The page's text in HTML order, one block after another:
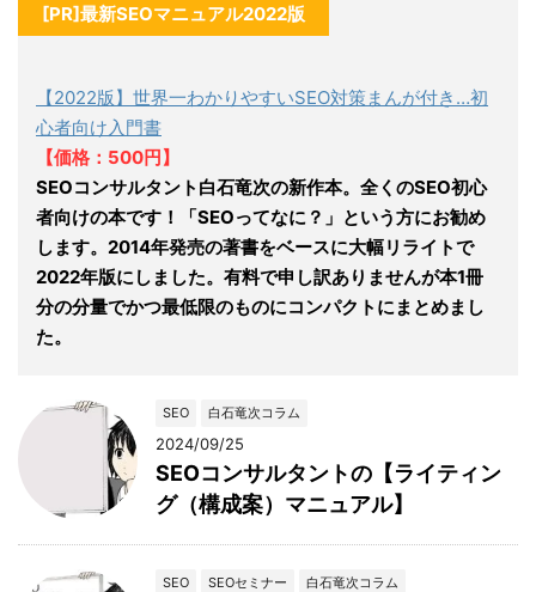
[PR]最新SEOマニュアル2022版
【2022版】世界一わかりやすいSEO対策まんが付き…初
心者向け入門書
【価格：500円】
SEOコンサルタント白石竜次の新作本。全くのSEO初心
者向けの本です！「SEOってなに？」という方にお勧め
します。2014年発売の著書をベースに大幅リライトで
2022年版にしました。有料で申し訳ありませんが本1冊
分の分量でかつ最低限のものにコンパクトにまとめまし
た。
SEO 白石竜次コラム
2024/09/25
SEOコンサルタントの【ライティン
グ（構成案）マニュアル】
SEO SEOセミナー 白石竜次コラム